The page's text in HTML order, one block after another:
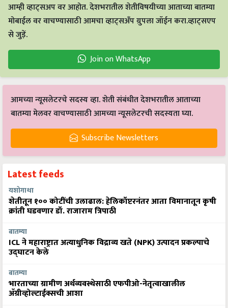
आम्ही व्हाट्सअप वर आहोत. देशभरातील शेतीविषयीच्या आताच्या बातम्या
मोबाईल वर वाचण्यासाठी आमचा व्हाट्सअँप ग्रुपला जॉईन करा.व्हाट्सएप
से जुड़ें.
Join on WhatsApp
आमच्या न्यूसलेटरचे सदस्य व्हा. शेती संबंधीत देशभरातील आताच्या
बातम्या मेलवर वाचण्यासाठी आमच्या न्यूसलेटरची सदस्यता घ्या.
Subscribe Newsletters
Latest feeds
यशोगाथा
शेतीतून १०० कोटींची उलाढाल: हेलिकॉप्टरनंतर आता विमानातून कृषी
क्रांती घडवणार डॉ. राजाराम त्रिपाठी
बातम्या
ICL ने महाराष्ट्रात अत्याधुनिक विद्राव्य खते (NPK) उत्पादन प्रकल्पाचे
उद्घाटन केले
बातम्या
भारताच्या ग्रामीण अर्थव्यवस्थेसाठी एफपीओ-नेतृत्वाखालील
अ‍ॅग्रीव्होल्टाईक्सची आशा